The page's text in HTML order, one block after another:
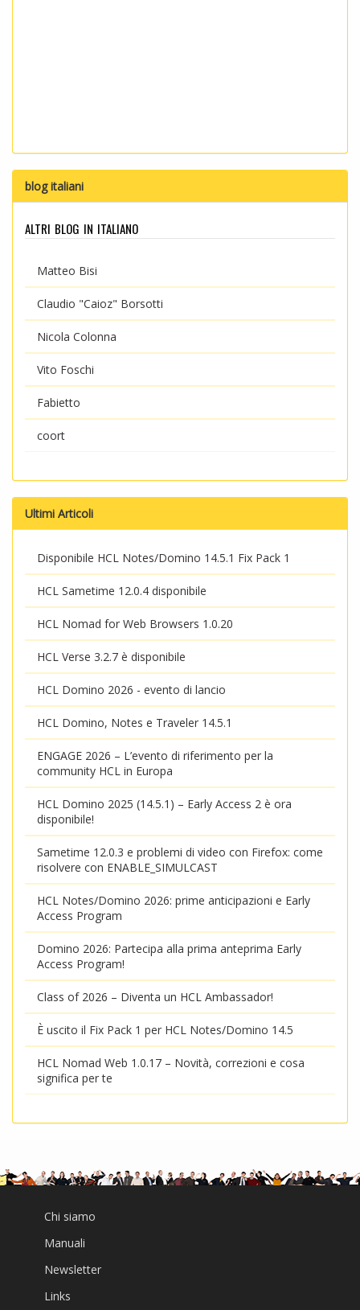
blog italiani
altri blog in italiano
Matteo Bisi
Claudio "Caioz" Borsotti
Nicola Colonna
Vito Foschi
Fabietto
coort
Ultimi Articoli
Disponibile HCL Notes/Domino 14.5.1 Fix Pack 1
HCL Sametime 12.0.4 disponibile
HCL Nomad for Web Browsers 1.0.20
HCL Verse 3.2.7 è disponibile
HCL Domino 2026 - evento di lancio
HCL Domino, Notes e Traveler 14.5.1
ENGAGE 2026 – L’evento di riferimento per la
community HCL in Europa
HCL Domino 2025 (14.5.1) – Early Access 2 è ora
disponibile!
Sametime 12.0.3 e problemi di video con Firefox: come
risolvere con ENABLE_SIMULCAST
HCL Notes/Domino 2026: prime anticipazioni e Early
Access Program
Domino 2026: Partecipa alla prima anteprima Early
Access Program!
Class of 2026 – Diventa un HCL Ambassador!
È uscito il Fix Pack 1 per HCL Notes/Domino 14.5
HCL Nomad Web 1.0.17 – Novità, correzioni e cosa
significa per te
Chi siamo
Manuali
Newsletter
Links